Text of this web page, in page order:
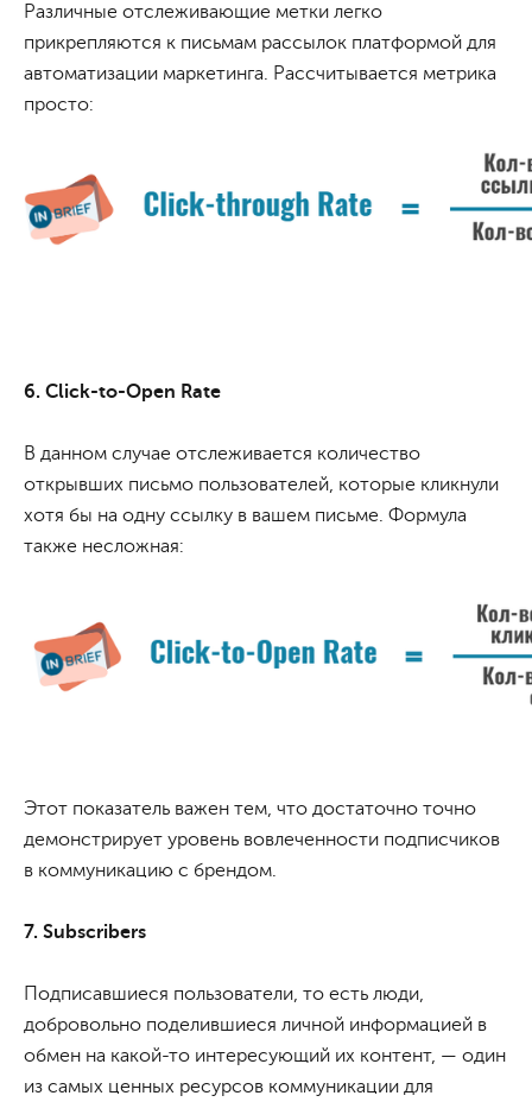
Различные отслеживающие метки легко
прикрепляются к письмам рассылок платформой для
автоматизации маркетинга. Рассчитывается метрика
просто:
6. Click-to-Open Rate
В данном случае отслеживается количество
открывших письмо пользователей, которые кликнули
хотя бы на одну ссылку в вашем письме. Формула
также несложная:
Этот показатель важен тем, что достаточно точно
демонстрирует уровень вовлеченности подписчиков
в коммуникацию с брендом.
7. Subscribers
Подписавшиеся пользователи, то есть люди,
добровольно поделившиеся личной информацией в
обмен на какой-то интересующий их контент, — один
из самых ценных ресурсов коммуникации для